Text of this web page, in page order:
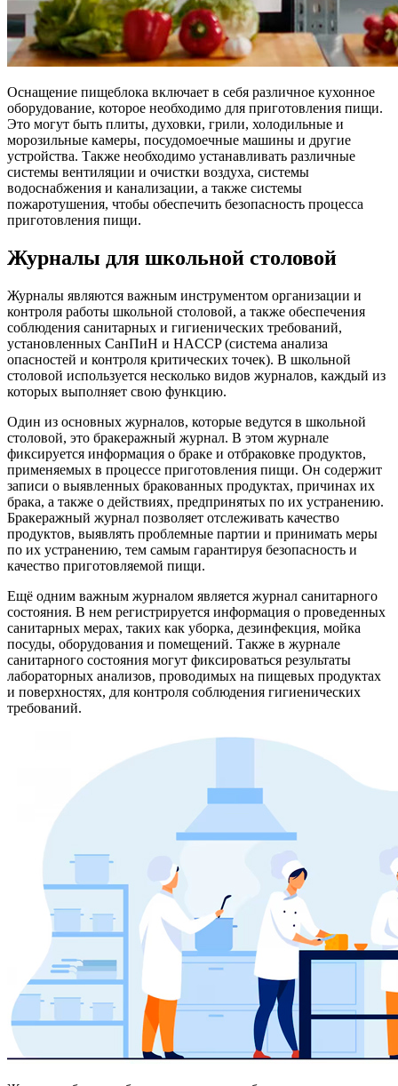
Оснащение пищеблока включает в себя различное кухонное
оборудование, которое необходимо для приготовления пищи.
Это могут быть плиты, духовки, грили, холодильные и
морозильные камеры, посудомоечные машины и другие
устройства. Также необходимо устанавливать различные
системы вентиляции и очистки воздуха, системы
водоснабжения и канализации, а также системы
пожаротушения, чтобы обеспечить безопасность процесса
приготовления пищи.
Журналы для школьной столовой
Журналы являются важным инструментом организации и
контроля работы школьной столовой, а также обеспечения
соблюдения санитарных и гигиенических требований,
установленных СанПиН и HACCP (система анализа
опасностей и контроля критических точек). В школьной
столовой используется несколько видов журналов, каждый из
которых выполняет свою функцию.
Один из основных журналов, которые ведутся в школьной
столовой, это бракеражный журнал. В этом журнале
фиксируется информация о браке и отбраковке продуктов,
применяемых в процессе приготовления пищи. Он содержит
записи о выявленных бракованных продуктах, причинах их
брака, а также о действиях, предпринятых по их устранению.
Бракеражный журнал позволяет отслеживать качество
продуктов, выявлять проблемные партии и принимать меры
по их устранению, тем самым гарантируя безопасность и
качество приготовляемой пищи.
Ещё одним важным журналом является журнал санитарного
состояния. В нем регистрируется информация о проведенных
санитарных мерах, таких как уборка, дезинфекция, мойка
посуды, оборудования и помещений. Также в журнале
санитарного состояния могут фиксироваться результаты
лабораторных анализов, проводимых на пищевых продуктах
и поверхностях, для контроля соблюдения гигиенических
требований.